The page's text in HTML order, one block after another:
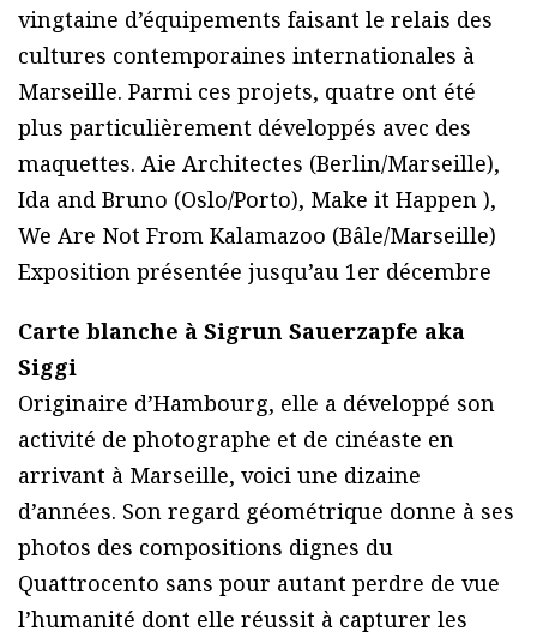
vingtaine d’équipements faisant le relais des
cultures contemporaines internationales à
Marseille. Parmi ces projets, quatre ont été
plus particulièrement développés avec des
maquettes. Aie Architectes (Berlin/Marseille),
Ida and Bruno (Oslo/Porto), Make it Happen ),
We Are Not From Kalamazoo (Bâle/Marseille)
Exposition présentée jusqu’au 1er décembre
Carte blanche à Sigrun Sauerzapfe aka
Siggi
Originaire d’Hambourg, elle a développé son
activité de photographe et de cinéaste en
arrivant à Marseille, voici une dizaine
d’années. Son regard géométrique donne à ses
photos des compositions dignes du
Quattrocento sans pour autant perdre de vue
l’humanité dont elle réussit à capturer les